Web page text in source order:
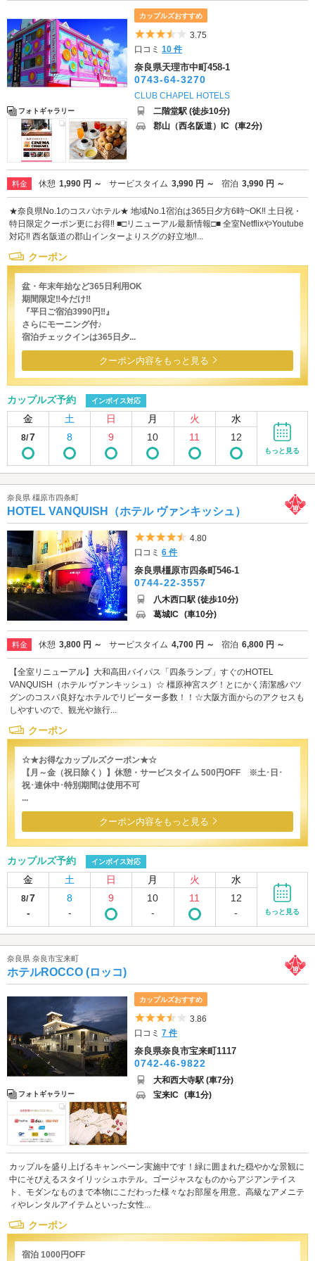
フォトギャラリー
カップルズおすすめ
5つ星のうち3.5
3.75
口コミ10 件
奈良県天理市中町458-1
0743-64-3270
CLUB CHAPEL HOTELS
二階堂駅 (徒歩10分)
郡山（西名阪道）IC (車2分)
料金 休憩 1,990 円 ～ サービスタイム 3,990 円 ～ 宿泊 3,990 円 ～
★奈良県No.1のコスパホテル★ 地域No.1宿泊は365日夕方6時~OK‼ 土日祝・
特日限定クーポン更にお得‼ ■□リニューアル最新情報□■ 全室NetflixやYoutube
対応‼ 西名阪道の郡山インターよりスグの好立地‼...
クーポン
盆・年末年始など365日利用OK
期間限定‼今だけ‼
『平日ご宿泊3990円‼』
さらにモーニング付♪
宿泊チェックインは365日夕...
クーポン内容をもっと見る
カップルズ予約 インボイス対応
金 土 日 月 火 水
8/7 8 9 10 11 12
もっと見る
奈良県 橿原市四条町
HOTEL VANQUISH（ホテル ヴァンキッシュ）
5つ星のうち4.5
4.80
口コミ6 件
奈良県橿原市四条町546-1
0744-22-3557
八木西口駅 (徒歩10分)
葛城IC (車10分)
料金 休憩 3,800 円 ～ サービスタイム 4,700 円 ～ 宿泊 6,800 円 ～
【全室リニューアル】大和高田バイパス「四条ランプ」すぐのHOTEL
VANQUISH（ホテル ヴァンキッシュ）☆ 橿原神宮スグ！とにかく清潔感バツ
グンのコスパ良好なホテルでリピーター多数！！☆大阪方面からのアクセスも
しやすいので、観光や旅行...
クーポン
☆★お得なカップルズクーポン★☆
【月～金（祝日除く）】休憩・サービスタイム 500円OFF ※土･日･
祝･連休中･特別期間は使用不可
...
クーポン内容をもっと見る
カップルズ予約 インボイス対応
金 土 日 月 火 水
8/7
-
8
-
9
10
-
11
12
-
もっと見る
奈良県 奈良市宝来町
ホテルROCCO (ロッコ)
フォトギャラリー
カップルズおすすめ
5つ星のうち3.5
3.86
口コミ7 件
奈良県奈良市宝来町1117
0742-46-9822
大和西大寺駅 (車7分)
宝来IC (車1分)
カップルを盛り上げるキャンペーン実施中です！緑に囲まれた穏やかな景観に
中にそびえるスタイリッシュホテル。ゴージャスなものからアジアンテイス
ト、モダンなものまで本物にこだわった様々なお部屋を用意。高級なアメニテ
ィやレンタルアイテムといった女性...
クーポン
宿泊 1000円OFF